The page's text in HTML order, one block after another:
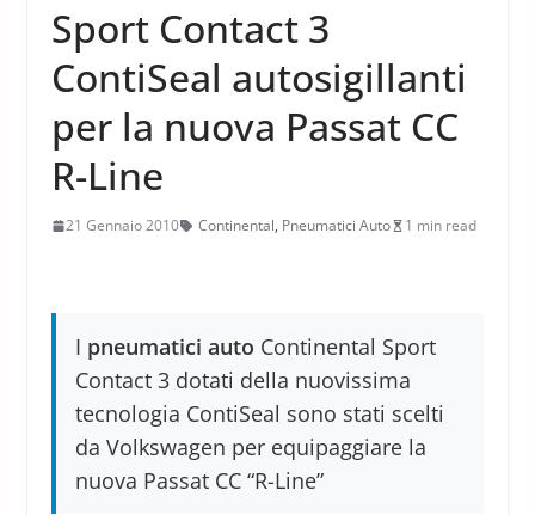
Sport Contact 3
ContiSeal autosigillanti
per la nuova Passat CC
R-Line
21 Gennaio 2010 Continental, Pneumatici Auto 1 min read
I pneumatici auto Continental Sport
Contact 3 dotati della nuovissima
tecnologia ContiSeal sono stati scelti
da Volkswagen per equipaggiare la
nuova Passat CC “R-Line”